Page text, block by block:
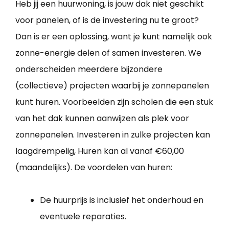
Heb jij een huurwoning, is jouw dak niet geschikt
voor panelen, of is de investering nu te groot?
Dan is er een oplossing, want je kunt namelijk ook
zonne-energie delen of samen investeren. We
onderscheiden meerdere bijzondere
(collectieve) projecten waarbij je zonnepanelen
kunt huren. Voorbeelden zijn scholen die een stuk
van het dak kunnen aanwijzen als plek voor
zonnepanelen. Investeren in zulke projecten kan
laagdrempelig, Huren kan al vanaf €60,00
(maandelijks). De voordelen van huren:
De huurprijs is inclusief het onderhoud en
eventuele reparaties.